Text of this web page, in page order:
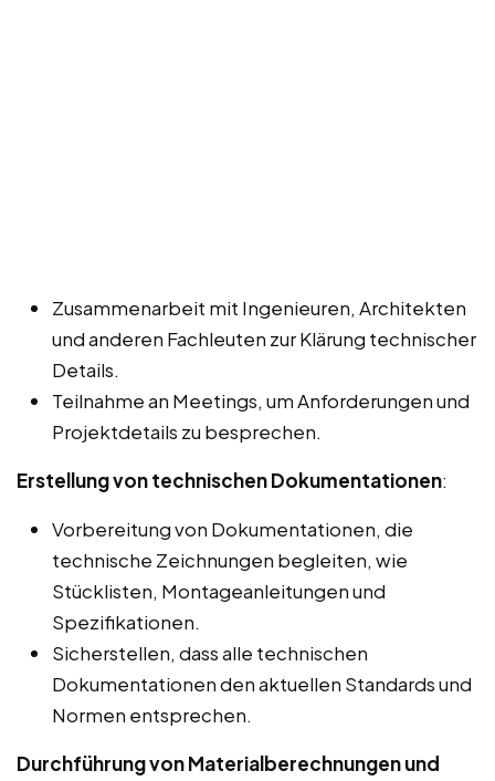
Zusammenarbeit mit Ingenieuren, Architekten
und anderen Fachleuten zur Klärung technischer
Details.
Teilnahme an Meetings, um Anforderungen und
Projektdetails zu besprechen.
Erstellung von technischen Dokumentationen:
Vorbereitung von Dokumentationen, die
technische Zeichnungen begleiten, wie
Stücklisten, Montageanleitungen und
Spezifikationen.
Sicherstellen, dass alle technischen
Dokumentationen den aktuellen Standards und
Normen entsprechen.
Durchführung von Materialberechnungen und